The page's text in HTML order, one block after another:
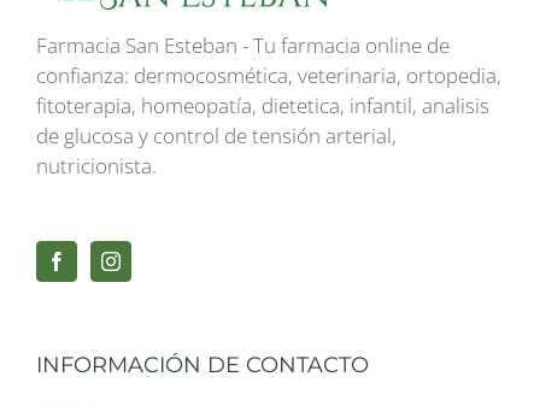
Farmacia San Esteban - Tu farmacia online de
confianza: dermocosmética, veterinaria, ortopedia,
fitoterapia, homeopatía, dietetica, infantil, analisis
de glucosa y control de tensión arterial,
nutricionista.
INFORMACIÓN DE CONTACTO